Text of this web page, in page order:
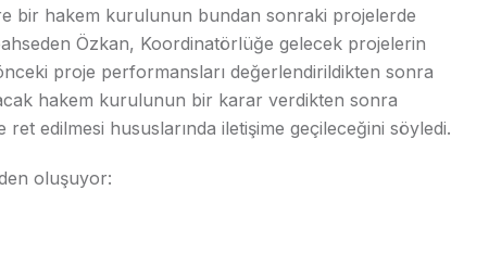
bir hakem kurulunun bundan sonraki projelerde
Özkan, Koordinatörlüğe gelecek projelerin
proje performansları değerlendirildikten sonra
hakem kurulunun bir karar verdikten sonra
edilmesi hususlarında iletişime geçileceğini söyledi.
oluşuyor: